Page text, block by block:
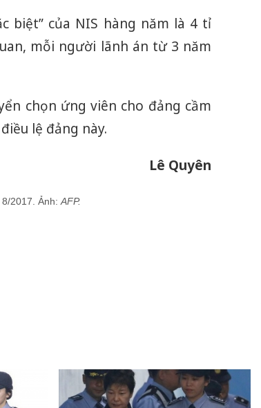
biệt” của NIS hàng năm là 4 tỉ
mỗi người lãnh án từ 3 năm
chọn ứng viên cho đảng cầm
lệ đảng này.
Lê Quyên
2017. Ảnh: AFP.